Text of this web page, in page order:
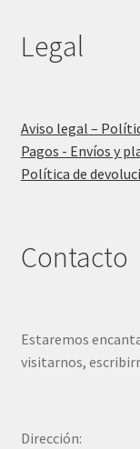
Legal
Aviso legal –
Pagos - Envíos y
Política de
Contacto
Estaremos
visitarnos,
Dirección: